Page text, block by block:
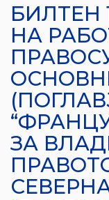
БИЛТЕН
НА
ЗА